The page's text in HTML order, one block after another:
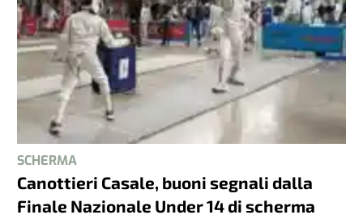
SCHERMA
Canottieri Casale, buoni segnali dalla
Finale Nazionale Under 14 di scherma